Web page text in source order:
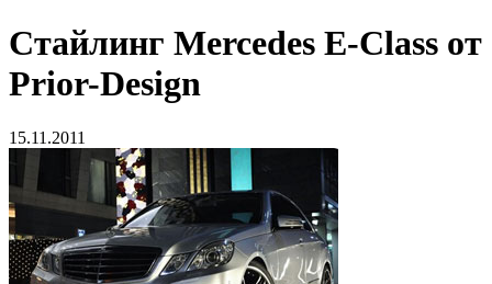
Стайлинг Mercedes E-Class от
Prior-Design
15.11.2011